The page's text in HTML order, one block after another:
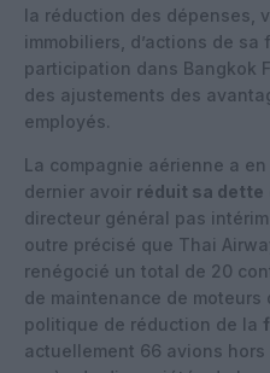
la réduction des dépenses,
immobiliers, d’actions de sa
participation dans Bangkok
des ajustements des
employés.
La compagnie aérienne a
dernier avoir réduit sa dette
directeur général pas
outre précisé que Thai
renégocié un total de 20
de maintenance de moteurs
politique de réduction de la
actuellement 66 avions